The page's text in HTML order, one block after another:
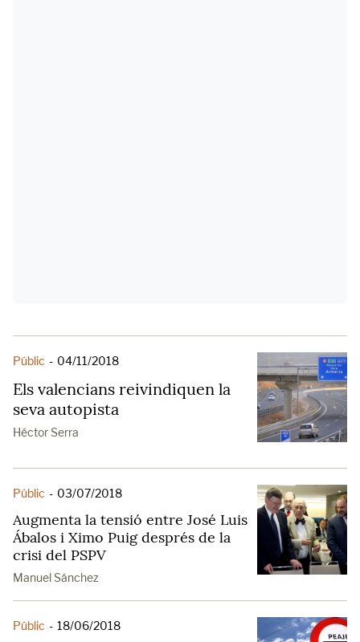
Públic - 04/11/2018
Els valencians reivindiquen la
seva autopista
Héctor Serra
Públic - 03/07/2018
Augmenta la tensió entre José Luis
Ábalos i Ximo Puig després de la
crisi del PSPV
Manuel Sánchez
Públic - 18/06/2018